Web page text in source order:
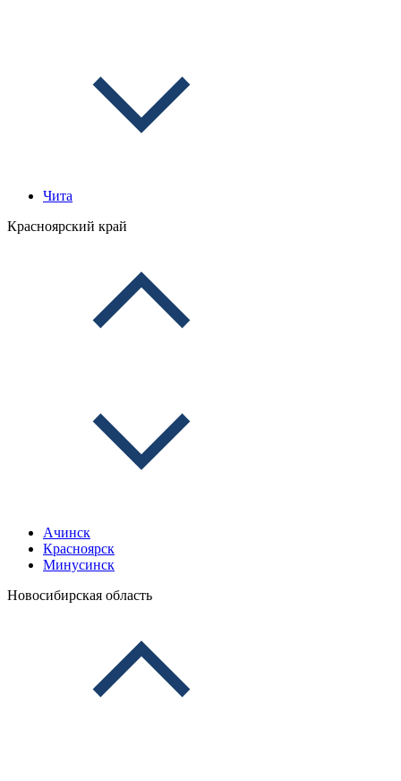
Чита
Красноярский край
Ачинск
Красноярск
Минусинск
Новосибирская область